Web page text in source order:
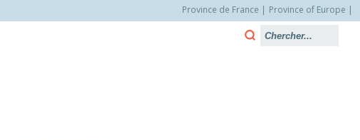
Province de France
Province of Europe